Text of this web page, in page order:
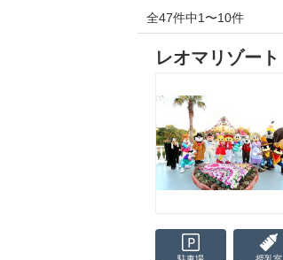
全47件中1〜10件
レオマリゾート